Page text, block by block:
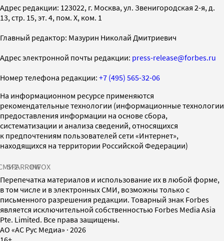
Адрес редакции: 123022, г. Москва, ул. Звенигородская 2-я, д.
13, стр. 15, эт. 4, пом. X, ком. 1
Главный редактор: Мазурин Николай Дмитриевич
Адрес электронной почты редакции: press-release@forbes.ru
Номер телефона редакции: +7 (495) 565-32-06
На информационном ресурсе применяются
рекомендательные технологии (информационные технологии
предоставления информации на основе сбора,
систематизации и анализа сведений, относящихся
к предпочтениям пользователей сети «Интернет»,
находящихся на территории Российской Федерации)
SPARROWINFOX
Перепечатка материалов и использование их в любой форме,
в том числе и в электронных СМИ, возможны только с
письменного разрешения редакции. Товарный знак Forbes
является исключительной собственностью Forbes Media Asia
Pte. Limited. Все права защищены.
AO «АС Рус Медиа» · 2026